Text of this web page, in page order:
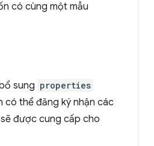
có cùng một mẫu
sung properties
có thể đăng ký nhận các
được cung cấp cho